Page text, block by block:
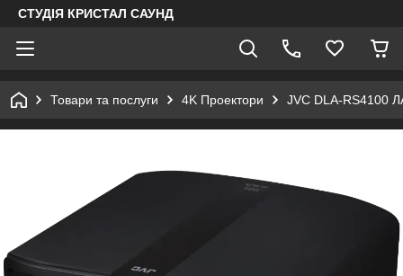
СТУДІЯ КРИСТАЛ САУНД
Товари та послуги 4K Проектори JVC DLA-RS4100